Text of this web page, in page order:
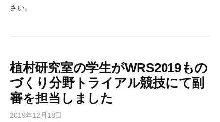
さい。
植村研究室の学生がWRS2019もの
づくり分野トライアル競技にて副
審を担当しました
2019年12月18日